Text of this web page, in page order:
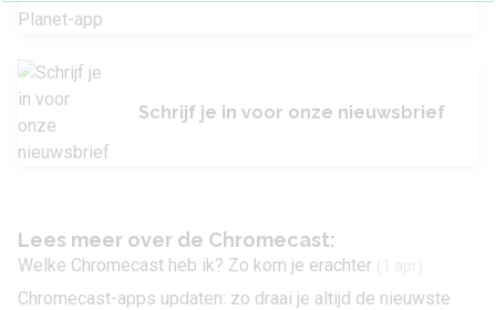
Schrijf je in voor onze nieuwsbrief
Lees meer over de Chromecast:
Welke Chromecast heb ik? Zo kom je erachter
Chromecast-apps updaten: zo draai je altijd de nieuwste